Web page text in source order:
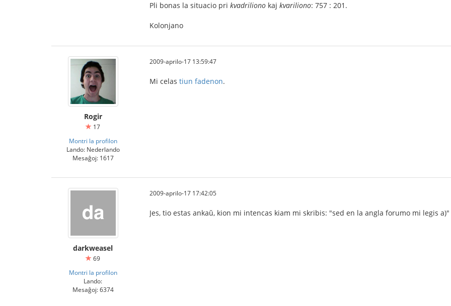
Pli bonas la situacio pri kvadriliono kaj kvariliono: 757 : 201.
Kolonjano
Rogir
17
Montri la profilon
Lando: Nederlando
Mesaĝoj: 1617
2009-aprilo-17 13:59:47
Mi celas tiun fadenon.
darkweasel
69
Montri la profilon
Lando:
Mesaĝoj: 6374
2009-aprilo-17 17:42:05
Jes, tio estas ankaŭ, kion mi intencas kiam mi skribis: "sed en la angla forumo mi legis a)"